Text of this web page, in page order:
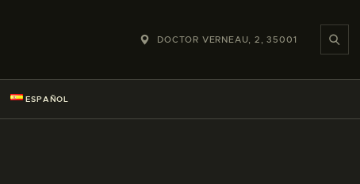
DOCTOR VERNEAU, 2, 35001
ESPAÑOL